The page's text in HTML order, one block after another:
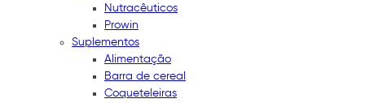
Nutracêuticos
Prowin
Suplementos
Alimentação
Barra de cereal
Coqueteleiras